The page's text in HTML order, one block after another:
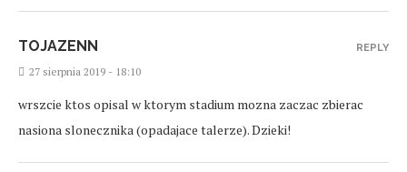
TOJAZENN
27 sierpnia 2019 - 18:10
wrszcie ktos opisal w ktorym stadium mozna zaczac zbierac
nasiona slonecznika (opadajace talerze). Dzieki!
REPLY